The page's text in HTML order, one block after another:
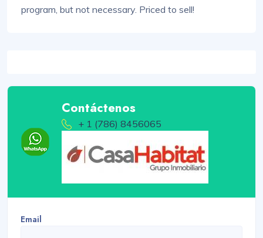
program, but not necessary. Priced to sell!
Contáctenos
+ 1 (786) 8456065
Email